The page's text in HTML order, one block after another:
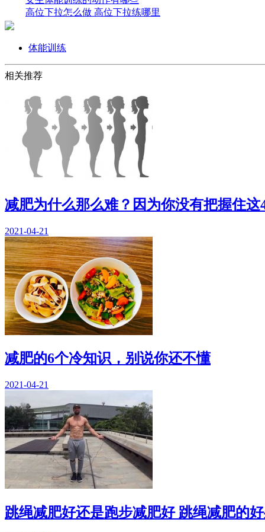
高位下拉怎么做 高位下拉练哪里
体能训练
相关推荐
减肥为什么那么难？因为你没有把握住这
2021-04-21
减肥的6个冷知识，别说你还不懂
2021-04-21
跳绳减肥好还是跑步减肥好 跳绳减肥的